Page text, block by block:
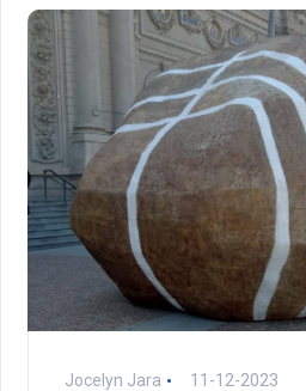
Jocelyn Jara 11-12-2023